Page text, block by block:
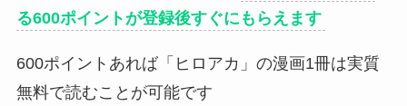
る600ポイントが登録後すぐにもらえます
600ポイントあれば「ヒロアカ」の漫画1冊は実質
無料で読むことが可能です